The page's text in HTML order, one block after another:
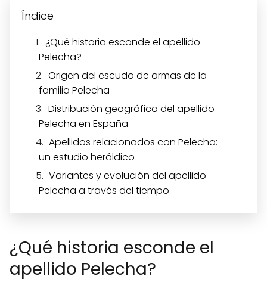
Índice
¿Qué historia esconde el apellido
Pelecha?
Origen del escudo de armas de la
familia Pelecha
Distribución geográfica del apellido
Pelecha en España
Apellidos relacionados con Pelecha:
un estudio heráldico
Variantes y evolución del apellido
Pelecha a través del tiempo
¿Qué historia esconde el
apellido Pelecha?